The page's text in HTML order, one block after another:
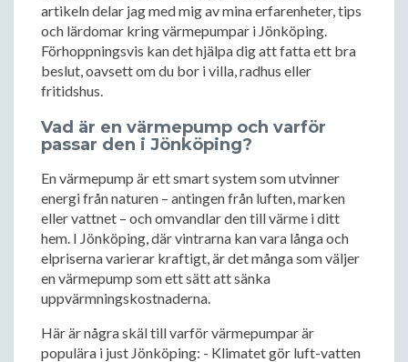
artikeln delar jag med mig av mina erfarenheter, tips
och lärdomar kring värmepumpar i Jönköping.
Förhoppningsvis kan det hjälpa dig att fatta ett bra
beslut, oavsett om du bor i villa, radhus eller
fritidshus.
Vad är en värmepump och varför
passar den i Jönköping?
En värmepump är ett smart system som utvinner
energi från naturen – antingen från luften, marken
eller vattnet – och omvandlar den till värme i ditt
hem. I Jönköping, där vintrarna kan vara långa och
elpriserna varierar kraftigt, är det många som väljer
en värmepump som ett sätt att sänka
uppvärmningskostnaderna.
Här är några skäl till varför värmepumpar är
populära i just Jönköping: - Klimatet gör luft-vatten